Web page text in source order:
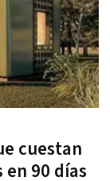
cuestan
en 90 días